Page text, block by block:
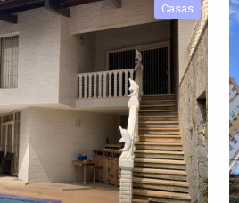
Casas